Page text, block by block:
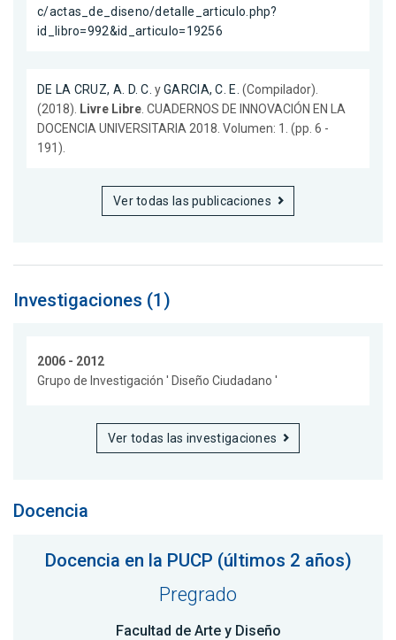
c/actas_de_diseno/detalle_articulo.php?
id_libro=992&id_articulo=19256
DE LA CRUZ, A. D. C. yGARCIA, C. E. (Compilador).
(2018).
Livre Libre . CUADERNOS DE INNOVACIÓN EN LA
DOCENCIA UNIVERSITARIA 2018. Volumen: 1. (pp. 6 -
191).
Ver todas las publicaciones
Investigaciones (1)
2006 - 2012
Grupo de Investigación ' Diseño Ciudadano '
Ver todas las investigaciones
Docencia
Docencia en la PUCP (últimos 2 años)
Pregrado
Facultad de Arte y Diseño